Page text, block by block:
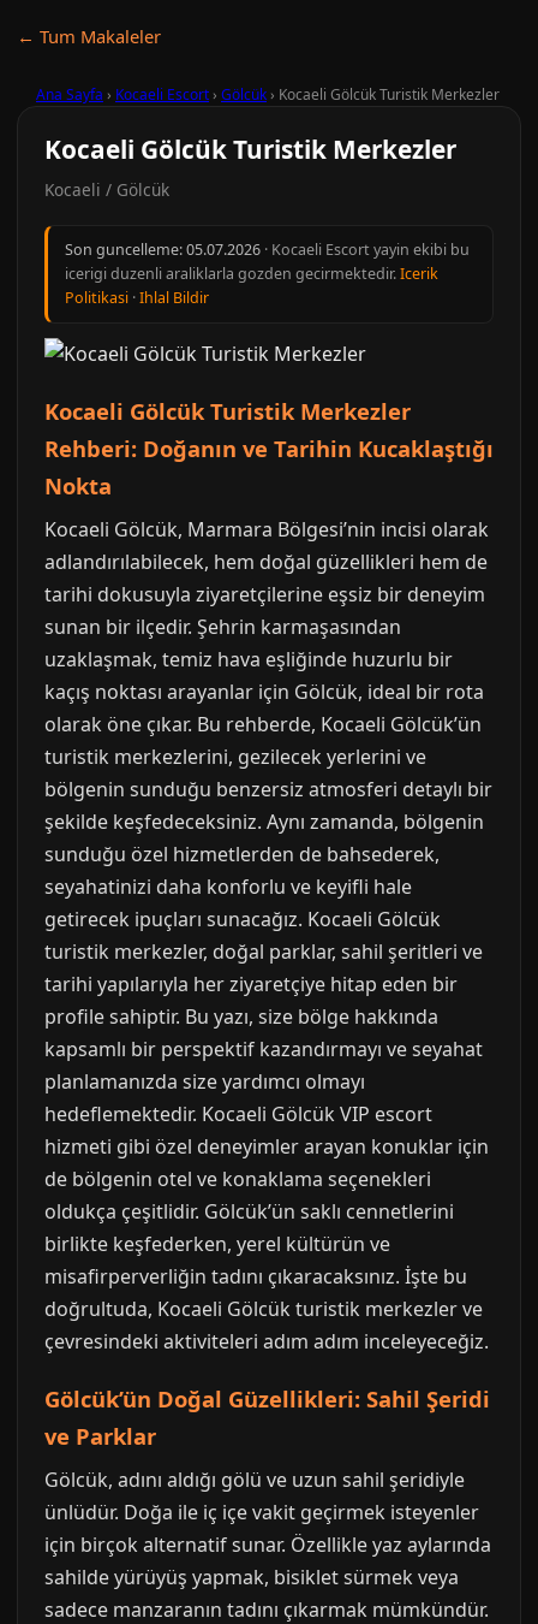
← Tum Makaleler
Ana Sayfa › Kocaeli Escort› Gölcük› Kocaeli Gölcük Turistik Merkezler
Kocaeli Gölcük Turistik Merkezler
Kocaeli / Gölcük
Son guncelleme:05.07.2026 · Kocaeli Escort yayin ekibi bu
icerigi duzenli araliklarla gozden gecirmektedir.Icerik
Politikasi ·Ihlal Bildir
Kocaeli Gölcük Turistik Merkezler
Rehberi: Doğanın ve Tarihin Kucaklaştığı
Nokta
Kocaeli Gölcük, Marmara Bölgesi’nin incisi olarak
adlandırılabilecek, hem doğal güzellikleri hem de
tarihi dokusuyla ziyaretçilerine eşsiz bir deneyim
sunan bir ilçedir. Şehrin karmaşasından
uzaklaşmak, temiz hava eşliğinde huzurlu bir
kaçış noktası arayanlar için Gölcük, ideal bir rota
olarak öne çıkar. Bu rehberde, Kocaeli Gölcük’ün
turistik merkezlerini, gezilecek yerlerini ve
bölgenin sunduğu benzersiz atmosferi detaylı bir
şekilde keşfedeceksiniz. Aynı zamanda, bölgenin
sunduğu özel hizmetlerden de bahsederek,
seyahatinizi daha konforlu ve keyifli hale
getirecek ipuçları sunacağız. Kocaeli Gölcük
turistik merkezler, doğal parklar, sahil şeritleri ve
tarihi yapılarıyla her ziyaretçiye hitap eden bir
profile sahiptir. Bu yazı, size bölge hakkında
kapsamlı bir perspektif kazandırmayı ve seyahat
planlamanızda size yardımcı olmayı
hedeflemektedir. Kocaeli Gölcük VIP escort
hizmeti gibi özel deneyimler arayan konuklar için
de bölgenin otel ve konaklama seçenekleri
oldukça çeşitlidir. Gölcük’ün saklı cennetlerini
birlikte keşfederken, yerel kültürün ve
misafirperverliğin tadını çıkaracaksınız. İşte bu
doğrultuda, Kocaeli Gölcük turistik merkezler ve
çevresindeki aktiviteleri adım adım inceleyeceğiz.
Gölcük’ün Doğal Güzellikleri: Sahil Şeridi
ve Parklar
Gölcük, adını aldığı gölü ve uzun sahil şeridiyle
ünlüdür. Doğa ile iç içe vakit geçirmek isteyenler
için birçok alternatif sunar. Özellikle yaz aylarında
sahilde yürüyüş yapmak, bisiklet sürmek veya
sadece manzaranın tadını çıkarmak mümkündür.